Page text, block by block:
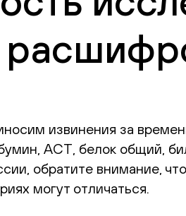
извинения за
АСТ, белок общий,
обратите внимание,
могут отличаться.